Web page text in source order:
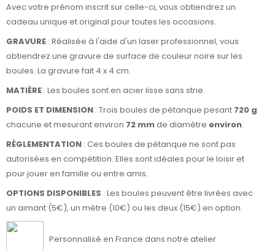
Avec votre prénom inscrit sur celle-ci, vous obtiendrez un
cadeau unique et original pour toutes les occasions.
GRAVURE : Réalisée à l'aide d'un laser professionnel, vous
obtiendrez une gravure de surface de couleur noire sur les
boules. La gravure fait 4 x 4 cm.
MATIÈRE : Les boules sont en acier lisse sans strie.
POIDS ET DIMENSION : Trois boules de pétanque pesant 720 g
chacune et mesurant environ 72 mmde diamètre environ.
RÉGLEMENTATION : Ces boules de pétanque ne sont pas
autorisées en compétition. Elles sont idéales pour le loisir et
pour jouer en famille ou entre amis.
OPTIONS DISPONIBLES : Les boules peuvent être livrées avec
un aimant (5€), un mètre (10€) ou les deux (15€) en option.
Personnalisé en France dans notre atelier